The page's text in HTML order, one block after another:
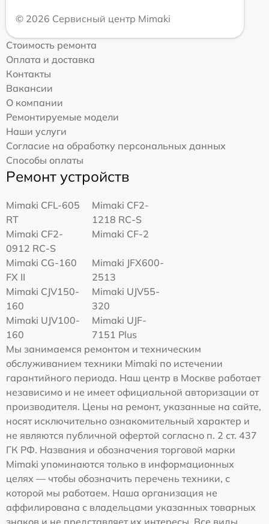
© 2026 Сервисный центр Mimaki
Стоимость ремонта
Оплата и доставка
Контакты
Вакансии
О компании
Ремонтируемые модели
Наши услуги
Согласие на обработку персональных данных
Способы оплаты
Ремонт устройств
Mimaki CFL-605
RT
Mimaki CF2-
1218 RC-S
Mimaki CF2-
0912 RC-S
Mimaki CF-2
Mimaki CG-160
FX II
Mimaki JFX600-
2513
Mimaki СJV150-
160
Mimaki UJV55-
320
Mimaki UJV100-
160
Mimaki UJF-
7151 Plus
Мы занимаемся ремонтом и техническим
обслуживанием техники Mimaki по истечении
гарантийного периода. Наш центр в Москве работает
независимо и не имеет официальной авторизации от
производителя. Цены на ремонт, указанные на сайте,
носят исключительно ознакомительный характер и
не являются публичной офертой согласно п. 2 ст. 437
ГК РФ. Названия и обозначения торговой марки
Mimaki упоминаются только в информационных
целях — чтобы обозначить перечень техники, с
которой мы работаем. Наша организация не
аффилирована с владельцами указанных товарных